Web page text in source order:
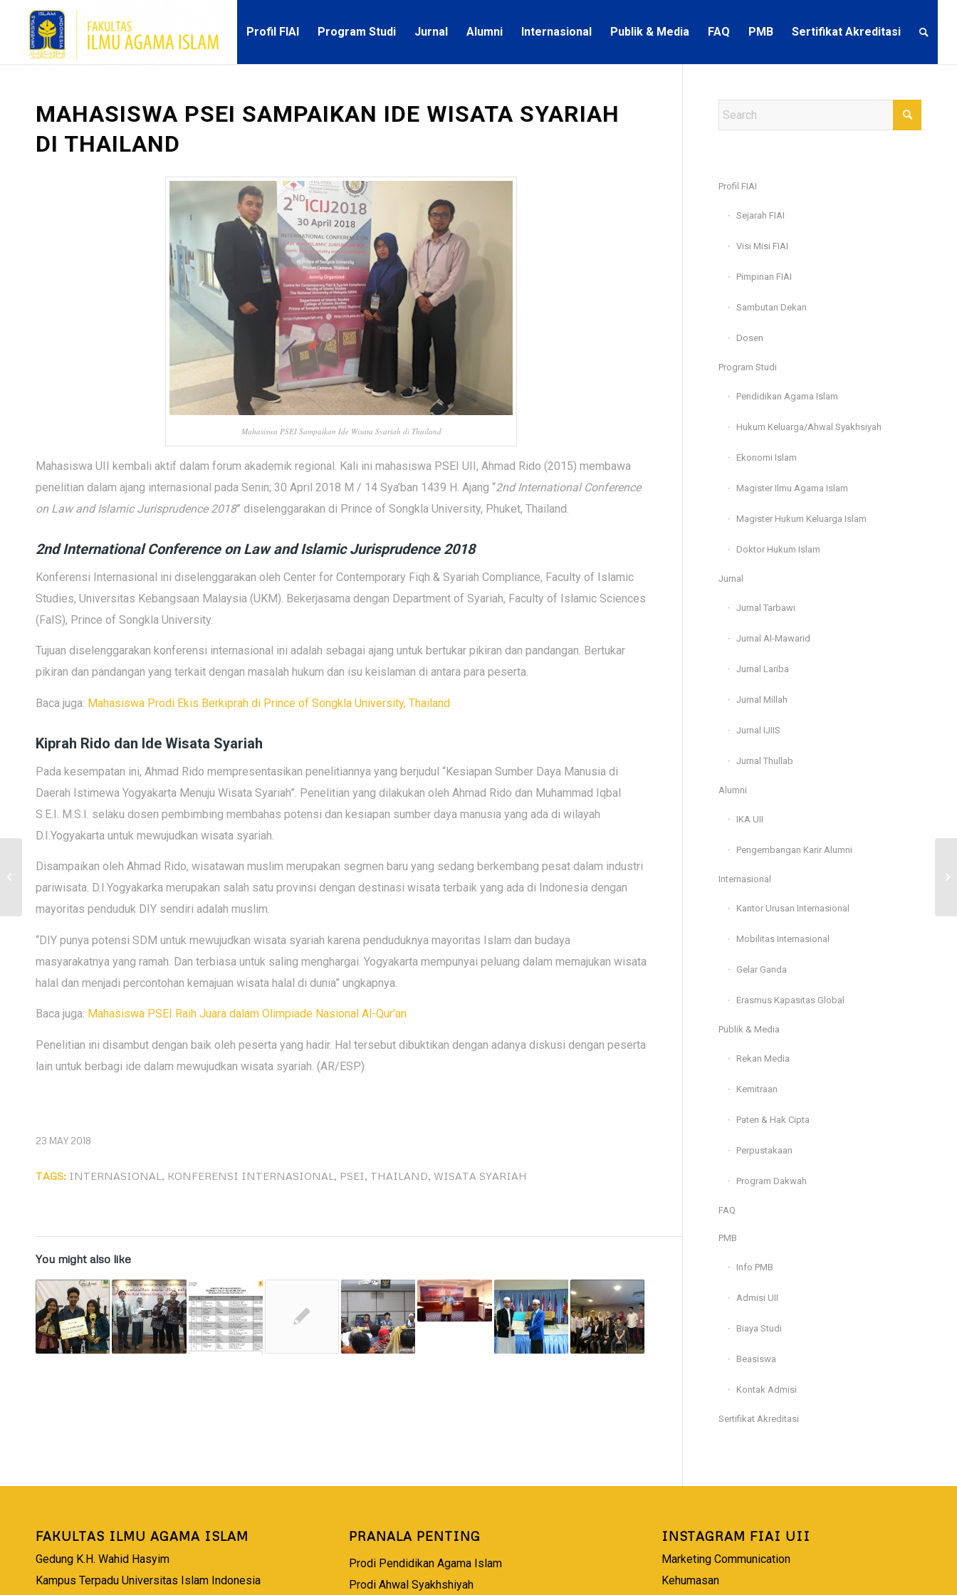
Profil FIAI Program Studi Jurnal Alumni Internasional Publik & Media FAQ PMB Sertifikat Akreditasi
MAHASISWA PSEI SAMPAIKAN IDE WISATA SYARIAH
DI THAILAND
Mahasiswa PSEI Sampaikan Ide Wisata Syariah di Thailand
Mahasiswa UII kembali aktif dalam forum akademik regional. Kali ini mahasiswa PSEI UII, Ahmad Rido (2015) membawa
penelitian dalam ajang internasional pada Senin; 30 April 2018 M / 14 Sya’ban 1439 H. Ajang “2nd International Conference
on Law and Islamic Jurisprudence 2018” diselenggarakan di Prince of Songkla University, Phuket, Thailand.
2nd International Conference on Law and Islamic Jurisprudence 2018
Konferensi Internasional ini diselenggarakan oleh Center for Contemporary Fiqh & Syariah Compliance, Faculty of Islamic
Studies, Universitas Kebangsaan Malaysia (UKM). Bekerjasama dengan Department of Syariah, Faculty of Islamic Sciences
(FaIS), Prince of Songkla University.
Tujuan diselenggarakan konferensi internasional ini adalah sebagai ajang untuk bertukar pikiran dan pandangan. Bertukar
pikiran dan pandangan yang terkait dengan masalah hukum dan isu keislaman di antara para peserta.
Baca juga: Mahasiswa Prodi Ekis Berkiprah di Prince of Songkla University, Thailand
Kiprah Rido dan Ide Wisata Syariah
Pada kesempatan ini, Ahmad Rido mempresentasikan penelitiannya yang berjudul “Kesiapan Sumber Daya Manusia di
Daerah Istimewa Yogyakarta Menuju Wisata Syariah”. Penelitian yang dilakukan oleh Ahmad Rido dan Muhammad Iqbal
S.E.I. M.S.I. selaku dosen pembimbing membahas potensi dan kesiapan sumber daya manusia yang ada di wilayah
D.I.Yogyakarta untuk mewujudkan wisata syariah.
Disampaikan oleh Ahmad Rido, wisatawan muslim merupakan segmen baru yang sedang berkembang pesat dalam industri
pariwisata. D.I.Yogyakarka merupakan salah satu provinsi dengan destinasi wisata terbaik yang ada di Indonesia dengan
mayoritas penduduk DIY sendiri adalah muslim.
“DIY punya potensi SDM untuk mewujudkan wisata syariah karena penduduknya mayoritas Islam dan budaya
masyarakatnya yang ramah. Dan terbiasa untuk saling menghargai. Yogyakarta mempunyai peluang dalam memajukan wisata
halal dan menjadi percontohan kemajuan wisata halal di dunia” ungkapnya.
Baca juga: Mahasiswa PSEI Raih Juara dalam Olimpiade Nasional Al-Qur’an
Penelitian ini disambut dengan baik oleh peserta yang hadir. Hal tersebut dibuktikan dengan adanya diskusi dengan peserta
lain untuk berbagi ide dalam mewujudkan wisata syariah. (AR/ESP)
23 MAY 2018
TAGS: INTERNASIONAL , KONFERENSI INTERNASIONAL , PSEI, THAILAND, WISATA SYARIAH
You might also like
Profil FIAI
Sejarah FIAI
Visi Misi FIAI
Pimpinan FIAI
Sambutan Dekan
Dosen
Program Studi
Pendidikan Agama Islam
Hukum Keluarga/Ahwal Syakhsiyah
Ekonomi Islam
Magister Ilmu Agama Islam
Magister Hukum Keluarga Islam
Doktor Hukum Islam
Jurnal
Jurnal Tarbawi
Jurnal Al-Mawarid
Jurnal Lariba
Jurnal Millah
Jurnal IJIIS
Jurnal Thullab
Alumni
IKA UII
Pengembangan Karir Alumni
Internasional
Kantor Urusan Internasional
Mobilitas Internasional
Gelar Ganda
Erasmus Kapasitas Global
Publik & Media
Rekan Media
Kemitraan
Paten & Hak Cipta
Perpustakaan
Program Dakwah
FAQ
PMB
Info PMB
Admisi UII
Biaya Studi
Beasiswa
Kontak Admisi
Sertifikat Akreditasi
FAKULTAS ILMU AGAMA ISLAM
Gedung K.H. Wahid Hasyim
Kampus Terpadu Universitas Islam Indonesia
PRANALA PENTING
Prodi Pendidikan Agama Islam
Prodi Ahwal Syakhshiyah
INSTAGRAM FIAI UII
Marketing Communication
Kehumasan
Upaya PSPAI dalam
dan Local Genius